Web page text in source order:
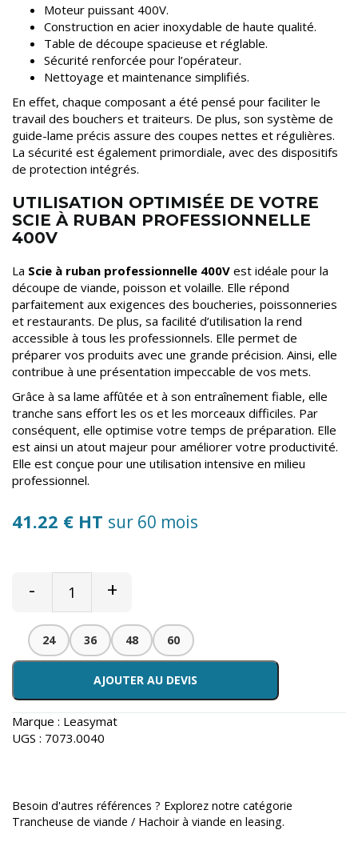
Moteur puissant 400V.
Construction en acier inoxydable de haute qualité.
Table de découpe spacieuse et réglable.
Sécurité renforcée pour l’opérateur.
Nettoyage et maintenance simplifiés.
En effet, chaque composant a été pensé pour faciliter le
travail des bouchers et traiteurs. De plus, son système de
guide-lame précis assure des coupes nettes et régulières.
La sécurité est également primordiale, avec des dispositifs
de protection intégrés.
UTILISATION OPTIMISÉE DE VOTRE
SCIE À RUBAN PROFESSIONNELLE
400V
La Scie à ruban professionnelle 400V est idéale pour la
découpe de viande, poisson et volaille. Elle répond
parfaitement aux exigences des boucheries, poissonneries
et restaurants. De plus, sa facilité d’utilisation la rend
accessible à tous les professionnels. Elle permet de
préparer vos produits avec une grande précision. Ainsi, elle
contribue à une présentation impeccable de vos mets.
Grâce à sa lame affûtée et à son entraînement fiable, elle
tranche sans effort les os et les morceaux difficiles. Par
conséquent, elle optimise votre temps de préparation. Elle
est ainsi un atout majeur pour améliorer votre productivité.
Elle est conçue pour une utilisation intensive en milieu
professionnel.
41.22 € HT sur 60 mois
- +
24 36 48 60
AJOUTER AU DEVIS
Marque : Leasymat
UGS : 7073.0040
Besoin d'autres références ? Explorez notre catégorie
Trancheuse de viande / Hachoir à viande en leasing.